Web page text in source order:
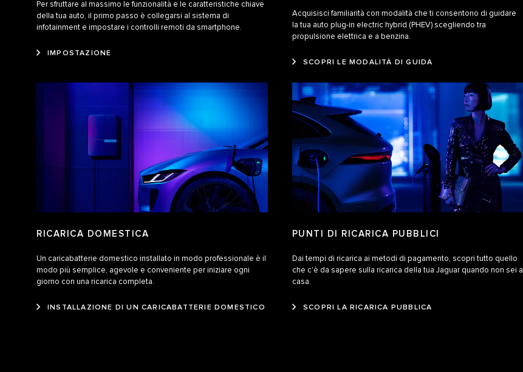
Per sfruttare al massimo le funzionalità e le caratteristiche chiave
della tua auto, il primo passo è collegarsi al sistema di
infotainment e impostare i controlli remoti da smartphone.
IMPOSTAZIONE
Acquisisci familiarità con modalità che ti consentono di guidare
la tua auto plug-in electric hybrid (PHEV) scegliendo tra
propulsione elettrica e a benzina.
SCOPRI LE MODALITÀ DI GUIDA
RICARICA DOMESTICA
Un caricabatterie domestico installato in modo professionale è il
modo più semplice, agevole e conveniente per iniziare ogni
giorno con una ricarica completa.
INSTALLAZIONE DI UN CARICABATTERIE DOMESTICO
PUNTI DI RICARICA PUBBLICI
Dai tempi di ricarica ai metodi di pagamento, scopri tutto quello
che c'è da sapere sulla ricarica della tua Jaguar quando non sei a
casa.
SCOPRI LA RICARICA PUBBLICA